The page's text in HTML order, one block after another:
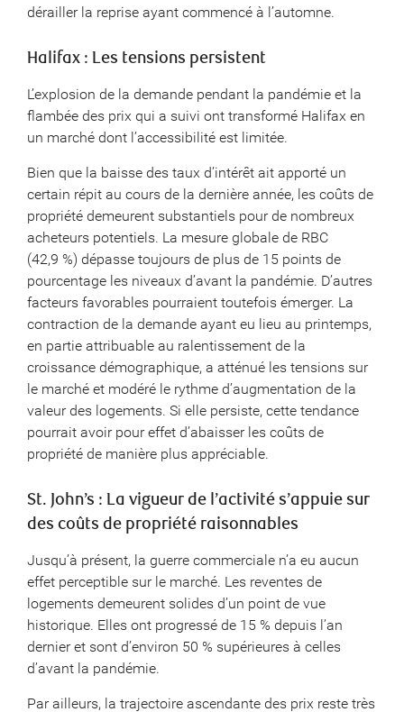
dérailler la reprise ayant commencé à l’automne.
Halifax : Les tensions persistent
L’explosion de la demande pendant la pandémie et la
flambée des prix qui a suivi ont transformé Halifax en
un marché dont l’accessibilité est limitée.
Bien que la baisse des taux d’intérêt ait apporté un
certain répit au cours de la dernière année, les coûts de
propriété demeurent substantiels pour de nombreux
acheteurs potentiels. La mesure globale de RBC
(42,9 %) dépasse toujours de plus de 15 points de
pourcentage les niveaux d’avant la pandémie. D’autres
facteurs favorables pourraient toutefois émerger. La
contraction de la demande ayant eu lieu au printemps,
en partie attribuable au ralentissement de la
croissance démographique, a atténué les tensions sur
le marché et modéré le rythme d’augmentation de la
valeur des logements. Si elle persiste, cette tendance
pourrait avoir pour effet d’abaisser les coûts de
propriété de manière plus appréciable.
St. John’s : La vigueur de l’activité s’appuie sur
des coûts de propriété raisonnables
Jusqu’à présent, la guerre commerciale n’a eu aucun
effet perceptible sur le marché. Les reventes de
logements demeurent solides d’un point de vue
historique. Elles ont progressé de 15 % depuis l’an
dernier et sont d’environ 50 % supérieures à celles
d’avant la pandémie.
Par ailleurs, la trajectoire ascendante des prix reste très